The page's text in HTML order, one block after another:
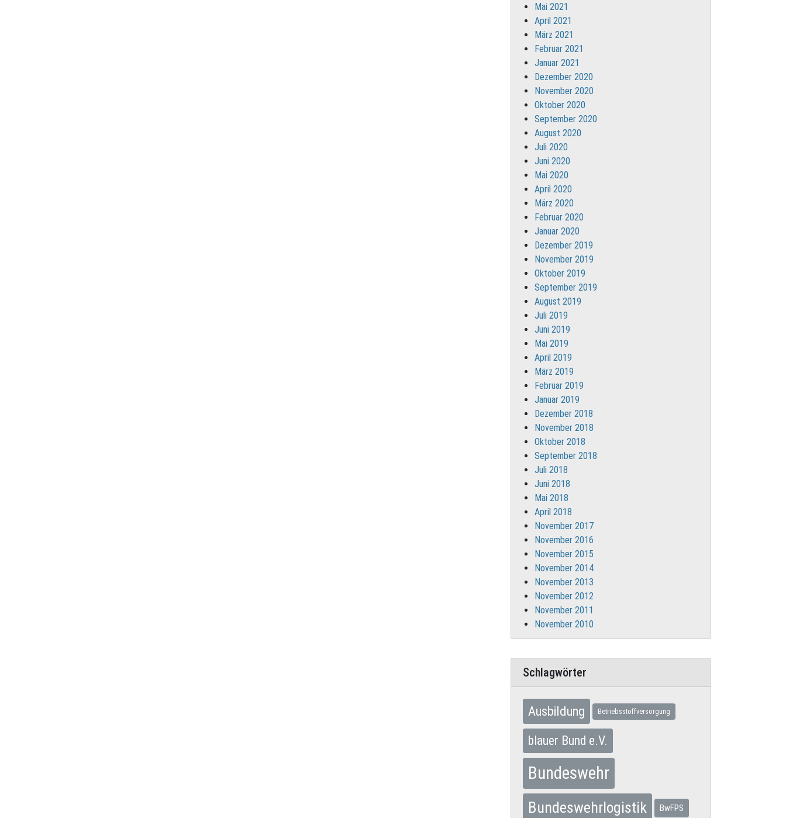
Mai 2021
April 2021
März 2021
Februar 2021
Januar 2021
Dezember 2020
November 2020
Oktober 2020
September 2020
August 2020
Juli 2020
Juni 2020
Mai 2020
April 2020
März 2020
Februar 2020
Januar 2020
Dezember 2019
November 2019
Oktober 2019
September 2019
August 2019
Juli 2019
Juni 2019
Mai 2019
April 2019
März 2019
Februar 2019
Januar 2019
Dezember 2018
November 2018
Oktober 2018
September 2018
Juli 2018
Juni 2018
Mai 2018
April 2018
November 2017
November 2016
November 2015
November 2014
November 2013
November 2012
November 2011
November 2010
Schlagwörter
Ausbildung Betriebsstoffversorgung
blauer Bund e.V.
Bundeswehr
Bundeswehrlogistik BwFPS